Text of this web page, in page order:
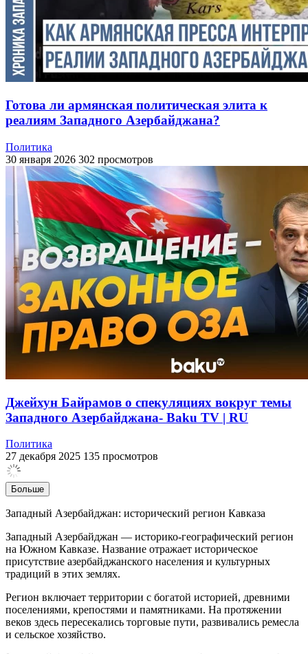
Готова ли армянская политическая элита к
реалиям Западного Азербайджана?
Политика
30 января 2026 302 просмотров
Джейхун Байрамов о спекуляциях вокруг темы
Западного Азербайджана- Baku TV | RU
Политика
27 декабря 2025 135 просмотров
Больше
Западный Азербайджан: исторический регион Кавказа
Западный Азербайджан — историко-географический регион
на Южном Кавказе. Название отражает историческое
присутствие азербайджанского населения и культурных
традиций в этих землях.
Регион включает территории с богатой историей, древними
поселениями, крепостями и памятниками. На протяжении
веков здесь пересекались торговые пути, развивались ремесла
и сельское хозяйство.